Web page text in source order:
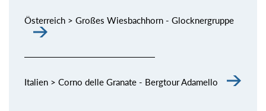
Österreich > Großes Wiesbachhorn - Glocknergruppe
Italien > Corno delle Granate - Bergtour Adamello